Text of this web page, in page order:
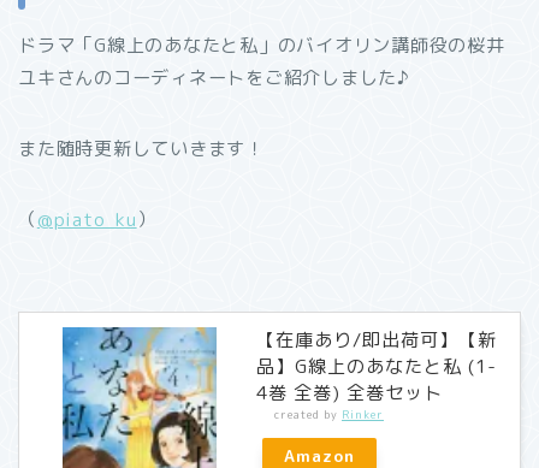
ドラマ「G線上のあなたと私」のバイオリン講師役の桜井
ユキさんのコーディネートをご紹介しました♪
また随時更新していきます！
（@piato_ku）
【在庫あり/即出荷可】【新
品】G線上のあなたと私 (1-
4巻 全巻) 全巻セット
created by Rinker
Amazon